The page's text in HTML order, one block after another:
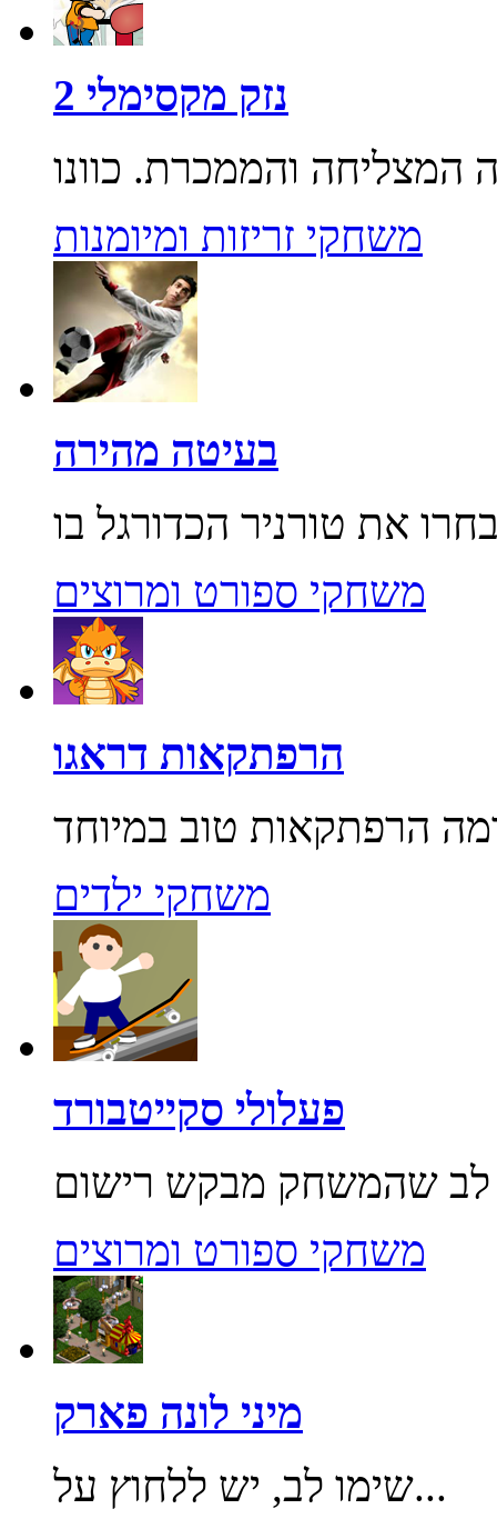
נזק מקסימלי 2
משחקי זריזות ומיומנות
בעיטה מהירה
משחקי ספורט ומרוצים
הרפתקאות דראגו
משחקי ילדים
פעלולי סקייטבורד
משחקי ספורט ומרוצים
מיני לונה פארק
שימו לב, יש ללחוץ על...